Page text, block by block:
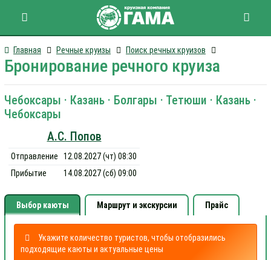
Главная Речные круизы Поиск речных круизов
Бронирование речного круиза
Чебоксары · Казань · Болгары · Тетюши · Казань ·
Чебоксары
А.С. Попов
Отправление
12.08.2027 (чт) 08:30
Прибытие
14.08.2027 (сб) 09:00
Выбор каюты Маршрут и экскурсии Прайс
Укажите количество туристов, чтобы отобразились
подходящие каюты и актуальные цены